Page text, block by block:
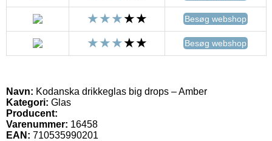
Besøg webshop
Besøg webshop
Navn: Kodanska drikkeglas big drops – Amber
Kategori: Glas
Producent:
Varenummer: 16458
EAN: 710535990201